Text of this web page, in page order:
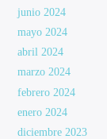
junio 2024
mayo 2024
abril 2024
marzo 2024
febrero 2024
enero 2024
diciembre 2023